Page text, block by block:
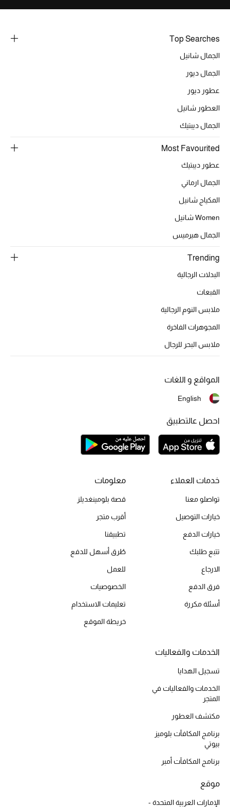
حصريًا عبر الإنترنت
جميع إصدارتنا النسائية
تشكيلة المناسبات للنساء
الملابس الرياضية النسائية
هدايا للنساء
ركن الفخامة
جميع الملابس النسائية
جميع الأحذية النسائية
جميع الحقائب النسائية
جميع الإكسسورات النسائية
الحقائب النسائية
دليل ملتزمات الحقائب
حقائب رجالية
حقائب الأطفال
أبرز المصممين
أبرز الحقائب
تسوقوا الحقائب
أحذية النسائية
تشكيلة الأحذية
أبرز المصممين
Top Searches
الجمال شانيل
الجمال ديور
عطور ديور
العطور شانيل
الجمال ديبتيك
Most Favourited
عطور ديبتيك
الجمال ارماني
المكياج شانيل
Women شانيل
الجمال هيرميس
Trending
البدلات الرجالية
القبعات
ملابس النوم الرجالية
المجوهرات الفاخرة
ملابس البحر للرجال
خدمات العملاء
تواصلو معنا
خيارات التوصيل
خيارات الدفع
تتبع طلبك
الارجاع
فرق الدفع
أسئلة مكررة
معلومات
قصة بلومينغديلز
أقرب متجر
تطبيقنا
طُرق أسهل للدفع
للعمل
الخصوصيات
تعليمات الاستخدام
خريطة الموقع
الخدمات والفعاليات
تسجيل الهدايا
الخدمات والفعاليات في
المتجر
مكتشف العطور
برنامج المكافآت بلوميز
بيوتي
برنامج المكافآت أمبر
موقع
الإمارات العربية المتحدة -
المواقع و اللغات
English
احصل عالتطبيق